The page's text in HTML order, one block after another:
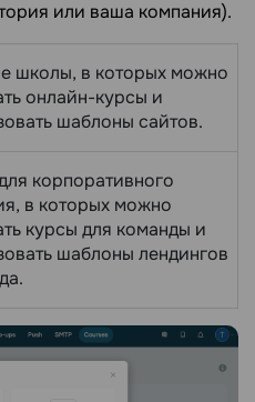
или ваша компания).
школы, в которых можно
онлайн-курсы и
шаблоны сайтов.
корпоративного
в которых можно
курсы для команды и
шаблоны лендингов